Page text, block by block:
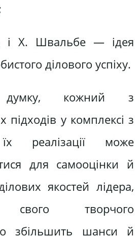
і X. Швальбе — ідея
ділового успіху.
кожний з
підходів у комплексі з
реалізації може
для самооцінки й
якостей лідера,
свого творчого
збільшить шанси й